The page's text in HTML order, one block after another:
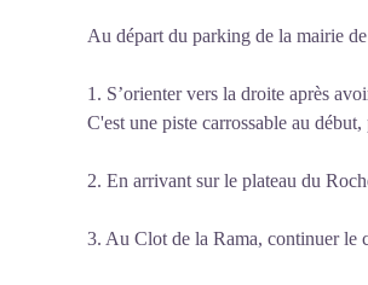
Au départ du parking de la mairie
1. S’orienter vers la droite après
C'est une piste carrossable au
2. En arrivant sur le plateau du
3. Au Clot de la Rama, continuer le